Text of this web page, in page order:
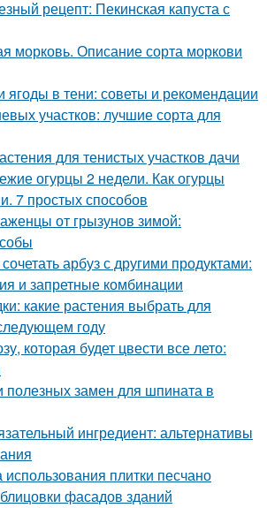
рецепт: Пекинская капуста с
морковь. Описание сорта моркови
ягоды в тени: советы и рекомендации
участков: лучшие сорта для
для тенистых участков дачи
огурцы 2 недели. Как огурцы
7 простых способов
от грызунов зимой:
арбуз с другими продуктами:
и запретные комбинации
какие растения выбрать для
году
которая будет цвести все лето:
полезных замен для шпината в
ингредиент: альтернативы
плитки песчано
фасадов зданий